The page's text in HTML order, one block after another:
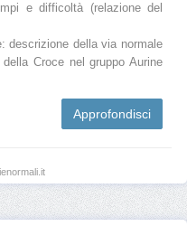
e difficoltà (relazione del
descrizione della via normale
Croce nel gruppo Aurine
Approfondisci